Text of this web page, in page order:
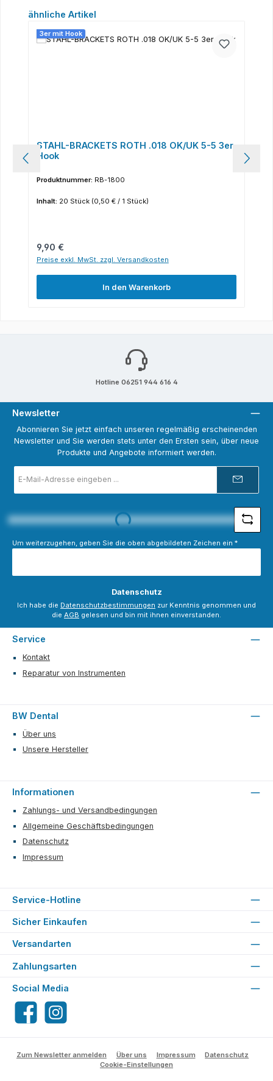
Produktgalerie überspringen
ähnliche Artikel
3er mit Hook
STAHL-BRACKETS ROTH .018 OK/UK 5-5 3er
Hook
Produktnummer: RB-1800
Inhalt: 20 Stück (0,50 € / 1 Stück)
Regulärer Preis:
9,90 €
Preise exkl. MwSt. zzgl. Versandkosten
In den Warenkorb
Hotline 06251 944 616 4
Newsletter
Abonnieren Sie jetzt einfach unseren regelmäßig erscheinenden
Newsletter und Sie werden stets unter den Ersten sein, über neue
Produkte und Angebote informiert werden.
Mail-
Adresse
Loading...
Um weiterzugehen, geben Sie die oben abgebildeten Zeichen ein *
Datenschutz
Ich habe die Datenschutzbestimmungen zur Kenntnis genommen und
die AGB gelesen und bin mit ihnen einverstanden.
Service
Kontakt
Reparatur von Instrumenten
BW Dental
Über uns
Unsere Hersteller
Informationen
Zahlungs- und Versandbedingungen
Allgemeine Geschäftsbedingungen
Datenschutz
Impressum
Service-Hotline
Sicher Einkaufen
Versandarten
Zahlungsarten
Social Media
FacebookInstagram
Zum Newsletter anmelden Über uns Impressum
Datenschutz
Cookie-Einstellungen